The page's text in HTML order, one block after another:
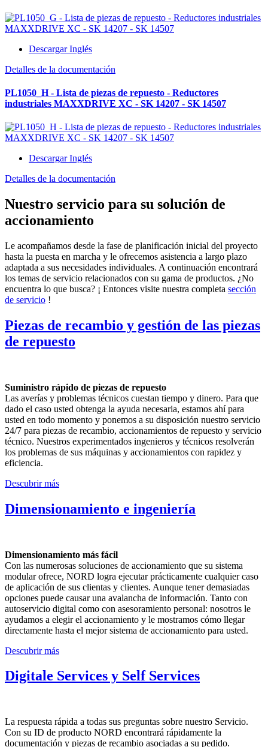
Descargar Inglés
Detalles de la documentación
PL1050_H - Lista de piezas de repuesto - Reductores
industriales MAXXDRIVE XC - SK 14207 - SK 14507
Descargar Inglés
Detalles de la documentación
Nuestro servicio para su solución de
accionamiento
Le acompañamos desde la fase de planificación inicial del proyecto
hasta la puesta en marcha y le ofrecemos asistencia a largo plazo
adaptada a sus necesidades individuales. A continuación encontrará
los temas de servicio relacionados con su gama de productos. ¿No
encuentra lo que busca? ¡ Entonces visite nuestra completa sección
de servicio !
Piezas de recambio y gestión de las piezas
de repuesto
Suministro rápido de piezas de repuesto
Las averías y problemas técnicos cuestan tiempo y dinero. Para que
dado el caso usted obtenga la ayuda necesaria, estamos ahí para
usted en todo momento y ponemos a su disposición nuestro servicio
24/7 para piezas de recambio, accionamientos de repuesto y servicio
técnico. Nuestros experimentados ingenieros y técnicos resolverán
los problemas de sus máquinas y accionamientos con rapidez y
eficiencia.
Descubrir más
Dimensionamiento e ingeniería
Dimensionamiento más fácil
Con las numerosas soluciones de accionamiento que su sistema
modular ofrece, NORD logra ejecutar prácticamente cualquier caso
de aplicación de sus clientas y clientes. Aunque tener demasiadas
opciones puede causar una avalancha de información. Tanto con
autoservicio digital como con asesoramiento personal: nosotros le
ayudamos a elegir el accionamiento y le mostramos cómo llegar
directamente hasta el mejor sistema de accionamiento para usted.
Descubrir más
Digitale Services y Self Services
La respuesta rápida a todas sus preguntas sobre nuestro Servicio.
Con su ID de producto NORD encontrará rápidamente la
documentación y piezas de recambio asociadas a su pedido.